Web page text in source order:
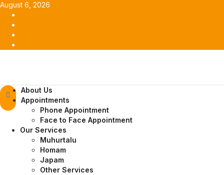
Skip
content
August 6, 2026
Primary
Menu
About Us
Appointments
Phone Appointment
Face to Face Appointment
Our Services
Muhurtalu
Homam
Japam
Other Services